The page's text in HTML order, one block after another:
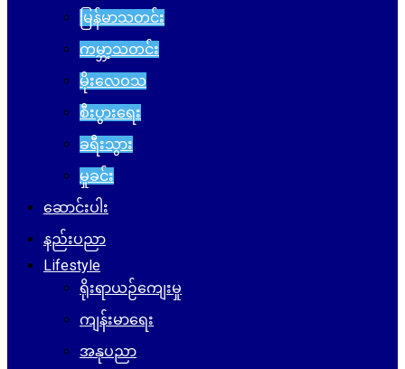
မြန်မာသတင်း
ကမ္ဘာ့သတင်း
မိုးလေဝသ
စီးပွားရေး
ခရီးသွား
မှုခင်း
ဆောင်းပါး
နည်းပညာ
Lifestyle
ရိုးရာယဉ်ကျေးမှု
ကျန်းမာရေး
အနုပညာ